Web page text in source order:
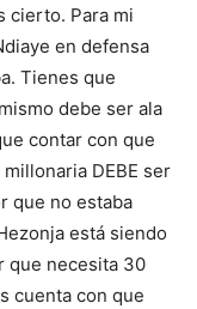
cierto. Para mi
en defensa
Tienes que
debe ser ala
contar con que
DEBE ser
que no estaba
está siendo
que necesita 30
cuenta con que